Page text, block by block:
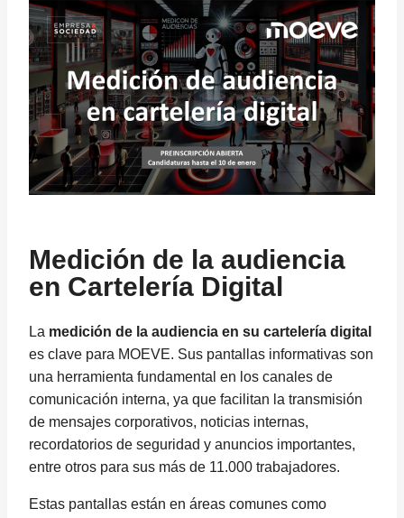
Medición de la audiencia
en Cartelería Digital
La medición de la audiencia en su cartelería digital
es clave para MOEVE. Sus pantallas informativas son
una herramienta fundamental en los canales de
comunicación interna, ya que facilitan la transmisión
de mensajes corporativos, noticias internas,
recordatorios de seguridad y anuncios importantes,
entre otros para sus más de 11.000 trabajadores.
Estas pantallas están en áreas comunes como